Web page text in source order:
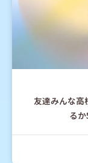
友達みんな
る